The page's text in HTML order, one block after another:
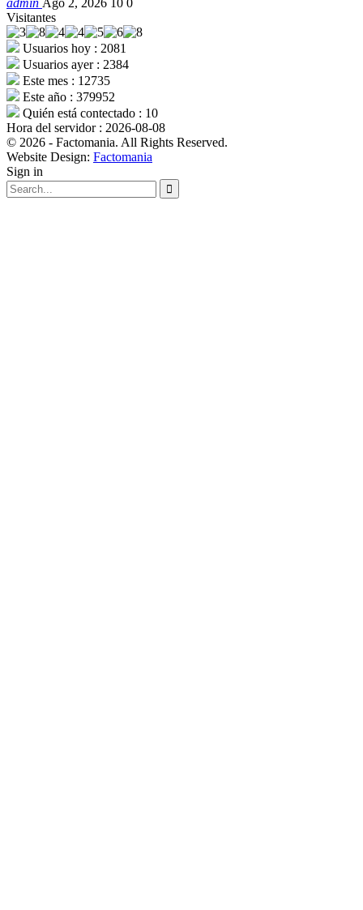
admin Ago 2, 2026 10 0
Visitantes
Usuarios hoy : 2081
Usuarios ayer : 2384
Este mes : 12735
Este año : 379952
Quién está contectado : 10
Hora del servidor : 2026-08-08
© 2026 - Factomania. All Rights Reserved.
Website Design: Factomania
Sign in